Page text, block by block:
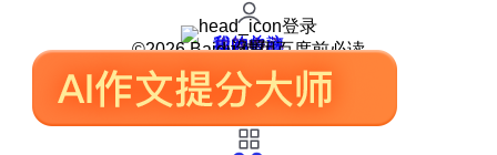
登录
我的关注
我的收藏
皮肤中心
用户反馈
设置
©2026 Baidu 使用百度前必读